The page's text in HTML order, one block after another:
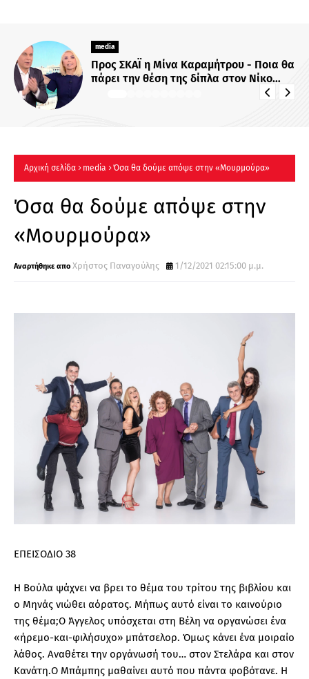
media
Προς ΣΚΑΪ η Μίνα Καραμήτρου - Ποια θα
πάρει την θέση της δίπλα στον Νίκο
Αρχική σελίδα media Όσα θα δούμε απόψε στην «Μουρμούρα»
Όσα θα δούμε απόψε στην
«Μουρμούρα»
Χρήστος Παναγούλης 1/12/2021 02:15:00 μ.μ.
ΕΠΕΙΣΟΔΙΟ 38
Η Βούλα ψάχνει να βρει το θέμα του τρίτου της βιβλίου και
ο Μηνάς νιώθει αόρατος. Μήπως αυτό είναι το καινούριο
της θέμα;Ο Άγγελος υπόσχεται στη Βέλη να οργανώσει ένα
«ήρεμο-και-φιλήσυχο» μπάτσελορ. Όμως κάνει ένα μοιραίο
λάθος. Αναθέτει την οργάνωσή του… στον Στελάρα και στον
Κανάτη.Ο Μπάμπης μαθαίνει αυτό που πάντα φοβότανε. Η